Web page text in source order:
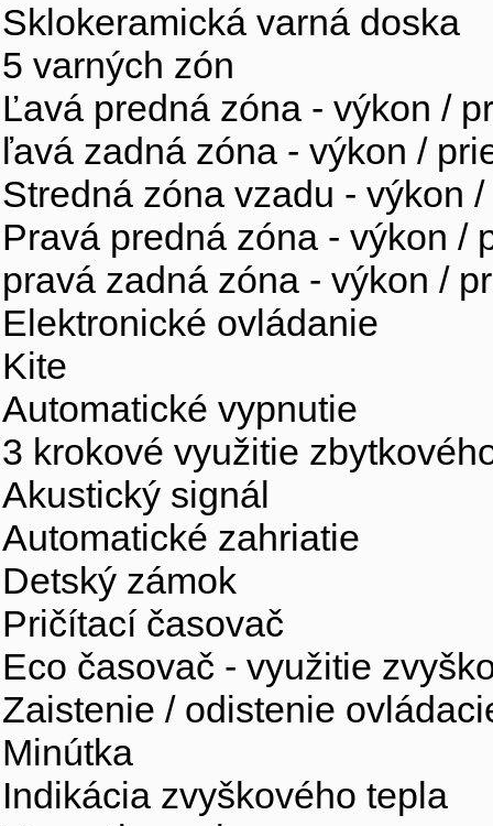
Sklokeramická varná doska
5 varných zón
Ľavá predná zóna - výkon /
ľavá zadná zóna - výkon /
Stredná zóna vzadu - výkon
Pravá predná zóna - výkon /
pravá zadná zóna - výkon /
Elektronické ovládanie
Kite
Automatické vypnutie
3 krokové využitie
Akustický signál
Automatické zahriatie
Detský zámok
Pričítací časovač
Eco časovač - využitie
Zaistenie / odistenie
Minútka
Indikácia zvyškového tepla